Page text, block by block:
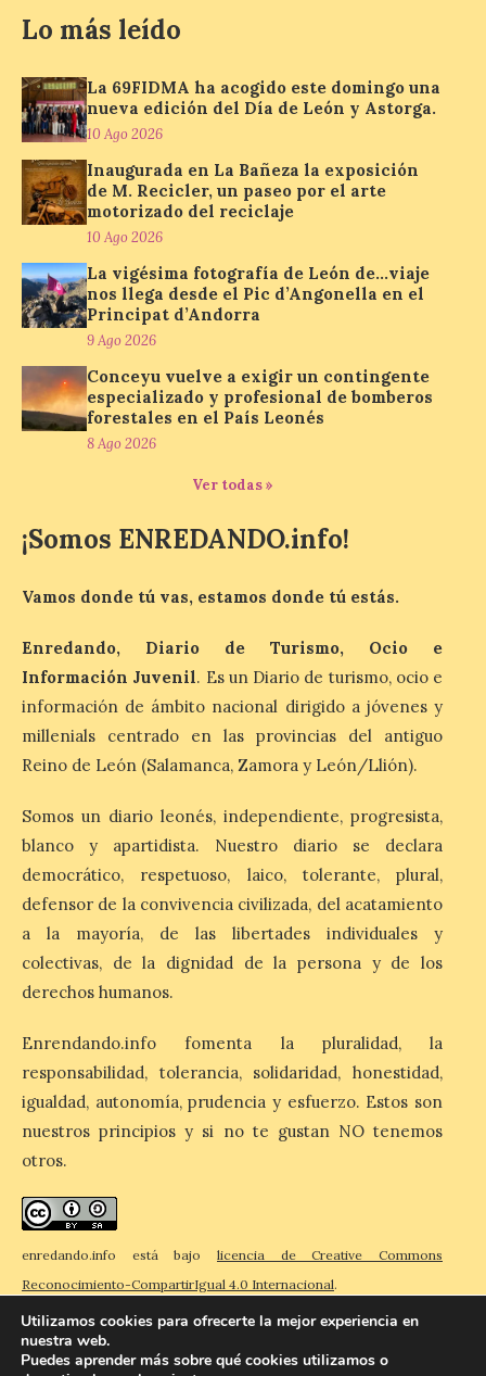
participa en la XVII Feria
Agroalimentaria de El
Espino, una cita que pone
en valor los productos, la
gastronomía y la artesanía
del Bierzo
10 Ago 2026
Nicanor Sen reivindica en
El Espino el compromiso
del Gobierno de España
rural. Sen destaca la
capacidad de los pequeños municipios
para generar actividad económica, atraer
visitantes y mantener vivas sus
tradiciones. La feria […]
Cruz Roja concluye el
incluidos los 10 heridos en
registrados durante el fin
de semana
10 Ago 2026
Cruz Roja concluye el Gran
33 atenciones, incluidos
los 10 heridos en los dos
accidentes registrados
durante el fin de semana. El dispositivo
desplegado por la Institución ha atendido
a nueve personas heridas en el […]
El Ayuntamiento de
identidad histórica de
Olivares con la instalación
de nuevas placas
cerámicas en el callejero
del barrio
45 centímetros,
elaboradas mediante
azulejos de 15 x 15
centímetros y esmaltadas siguiendo
procedimientos tradicionales. Cada una
de las placas cuenta con un diseño
exclusivo realizado por Víctor Hernández.
Lo más leído
La 69FIDMA ha acogido este domingo una
nueva edición del Día de León y Astorga.
10 Ago 2026
Inaugurada en La Bañeza la exposición
de M. Recicler, un paseo por el arte
motorizado del reciclaje
10 Ago 2026
La vigésima fotografía de León de…viaje
nos llega desde el Pic d’Angonella en el
Principat d’Andorra
9 Ago 2026
Conceyu vuelve a exigir un contingente
especializado y profesional de bomberos
forestales en el País Leonés
8 Ago 2026
Ver todas »
¡Somos ENREDANDO.info!
Vamos donde tú vas, estamos donde tú estás.
Enredando, Diario de Turismo, Ocio e
Información Juvenil. Es un Diario de turismo, ocio e
información de ámbito nacional dirigido a jóvenes y
millenials centrado en las provincias del antiguo
Reino de León (Salamanca, Zamora y León/Llión).
Somos un diario leonés, independiente, progresista,
blanco y apartidista. Nuestro diario se declara
democrático, respetuoso, laico, tolerante, plural,
defensor de la convivencia civilizada, del acatamiento
a la mayoría, de las libertades individuales y
colectivas, de la dignidad de la persona y de los
derechos humanos.
Enrendando.info fomenta la pluralidad, la
responsabilidad, tolerancia, solidaridad, honestidad,
igualdad, autonomía, prudencia y esfuerzo. Estos son
nuestros principios y si no te gustan NO tenemos
otros.
enredando.info está bajo licencia de Creative Commons
Reconocimiento-CompartirIgual 4.0 Internacional.
Utilizamos cookies para ofrecerte la mejor experiencia en
nuestra web.
Puedes aprender más sobre qué cookies utilizamos o